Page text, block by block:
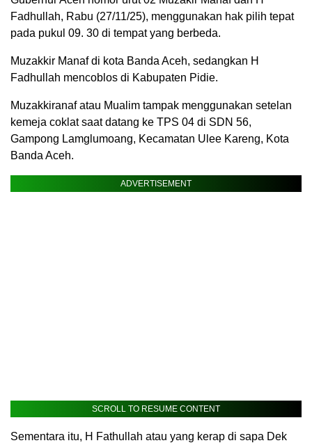
Fadhullah, Rabu (27/11/25), menggunakan hak pilih tepat
pada pukul 09. 30 di tempat yang berbeda.
Muzakkir Manaf di kota Banda Aceh, sedangkan H
Fadhullah mencoblos di Kabupaten Pidie.
Muzakkiranaf atau Mualim tampak menggunakan setelan
kemeja coklat saat datang ke TPS 04 di SDN 56,
Gampong Lamglumoang, Kecamatan Ulee Kareng, Kota
Banda Aceh.
ADVERTISEMENT
SCROLL TO RESUME CONTENT
Sementara itu, H Fathullah atau yang kerap di sapa Dek